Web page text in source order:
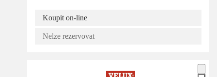
Koupit on-line
Nelze rezervovat